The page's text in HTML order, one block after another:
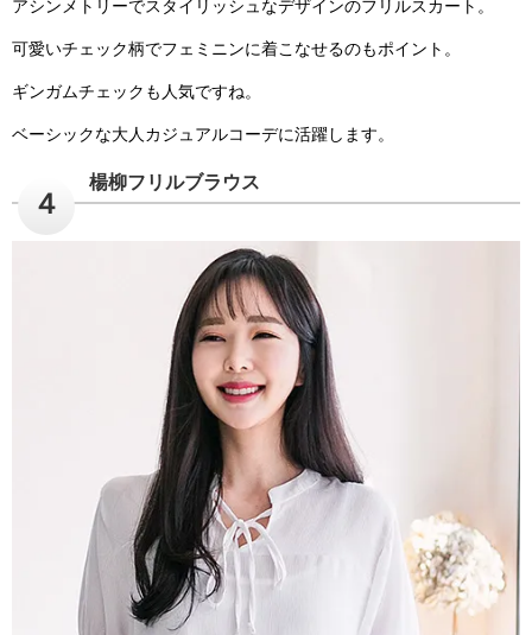
アシンメトリーでスタイリッシュなデザインのフリルスカート。
可愛いチェック柄でフェミニンに着こなせるのもポイント。
ギンガムチェックも人気ですね。
ベーシックな大人カジュアルコーデに活躍します。
４
楊柳フリルブラウス